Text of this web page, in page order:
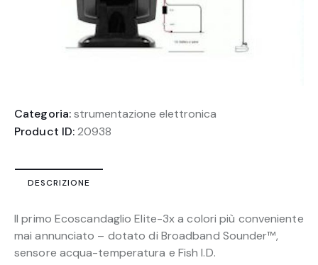
Categoria:strumentazione elettronica
Product ID:20938
DESCRIZIONE
ll primo Ecoscandaglio Elite-3x a colori più conveniente
mai annunciato – dotato di Broadband Sounder™,
sensore acqua-temperatura e Fish I.D.